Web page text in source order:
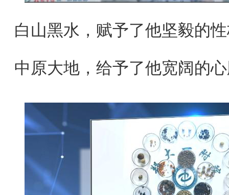
白山黑水，赋予了他坚毅的
中原大地，给予了他宽阔的